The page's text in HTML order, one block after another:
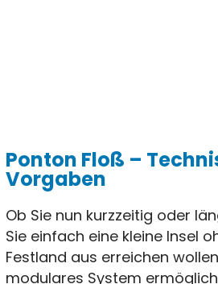
Ponton Floß –
Vorgaben
Ob Sie nun kurzzeitig oder
Sie einfach eine kleine Insel
Festland aus erreichen
modulares System